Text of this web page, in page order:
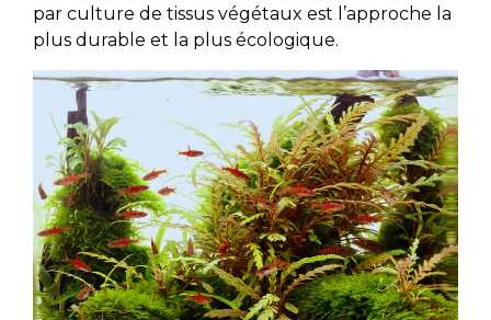
par culture de tissus végétaux est l’approche la
plus durable et la plus écologique.